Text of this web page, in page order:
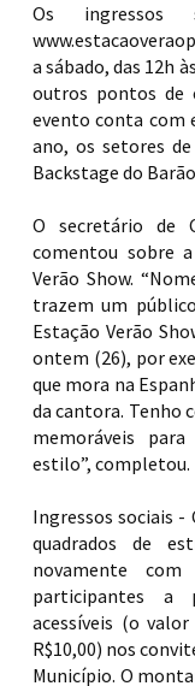
Os
a sábado, das 12h
outros pontos de
evento conta com
ano, os setores
Backstage do
O secretário de
comentou sobre
Verão Show.
trazem um
Estação Verão
ontem (26), por
que mora na
da cantora. Tenho
memoráveis
estilo”, completou.
Ingressos sociais
quadrados de
novamente
participantes a
acessíveis (o
R$10,00) nos
Município. O